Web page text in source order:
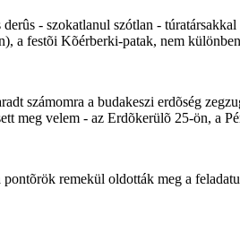
derûs - szokatlanul szótlan -
a festõi Kõérberki-patak, nem
számomra a budakeszi erdõség
meg velem - az Erdõkerülõ 25-ön, a
pontõrök remekül oldották meg a